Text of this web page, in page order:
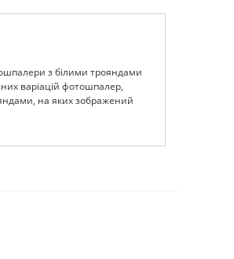
з білими трояндами
варіацій фотошпалер,
на яких зображений
роси. Звичайно ж, такі
в шпалери власну
якісні і безпечні